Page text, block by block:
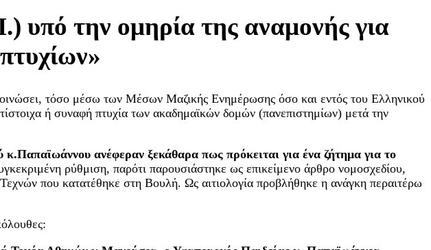
την ομηρία της αναμονής για
τόσο μέσω των Μέσων Μαζικής Ενημέρωσης όσο και εντός του Ελληνικού
ή συναφή πτυχία των ακαδημαϊκών δομών (πανεπιστημίων) μετά την
ανέφεραν ξεκάθαρα πως πρόκειται για ένα ζήτημα για το
ρύθμιση, παρότι παρουσιάστηκε ως επικείμενο άρθρο νομοσχεδίου,
που κατατέθηκε στη Βουλή. Ως αιτιολογία προβλήθηκε η ανάγκη περαιτέρω